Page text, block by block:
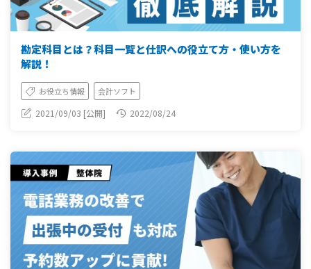
勘定科目とは？科目一覧と仕訳への役立て方・使い方を
解説！
お役立ち情報 会計ソフト
2021/09/03 [公開] 2022/08/24